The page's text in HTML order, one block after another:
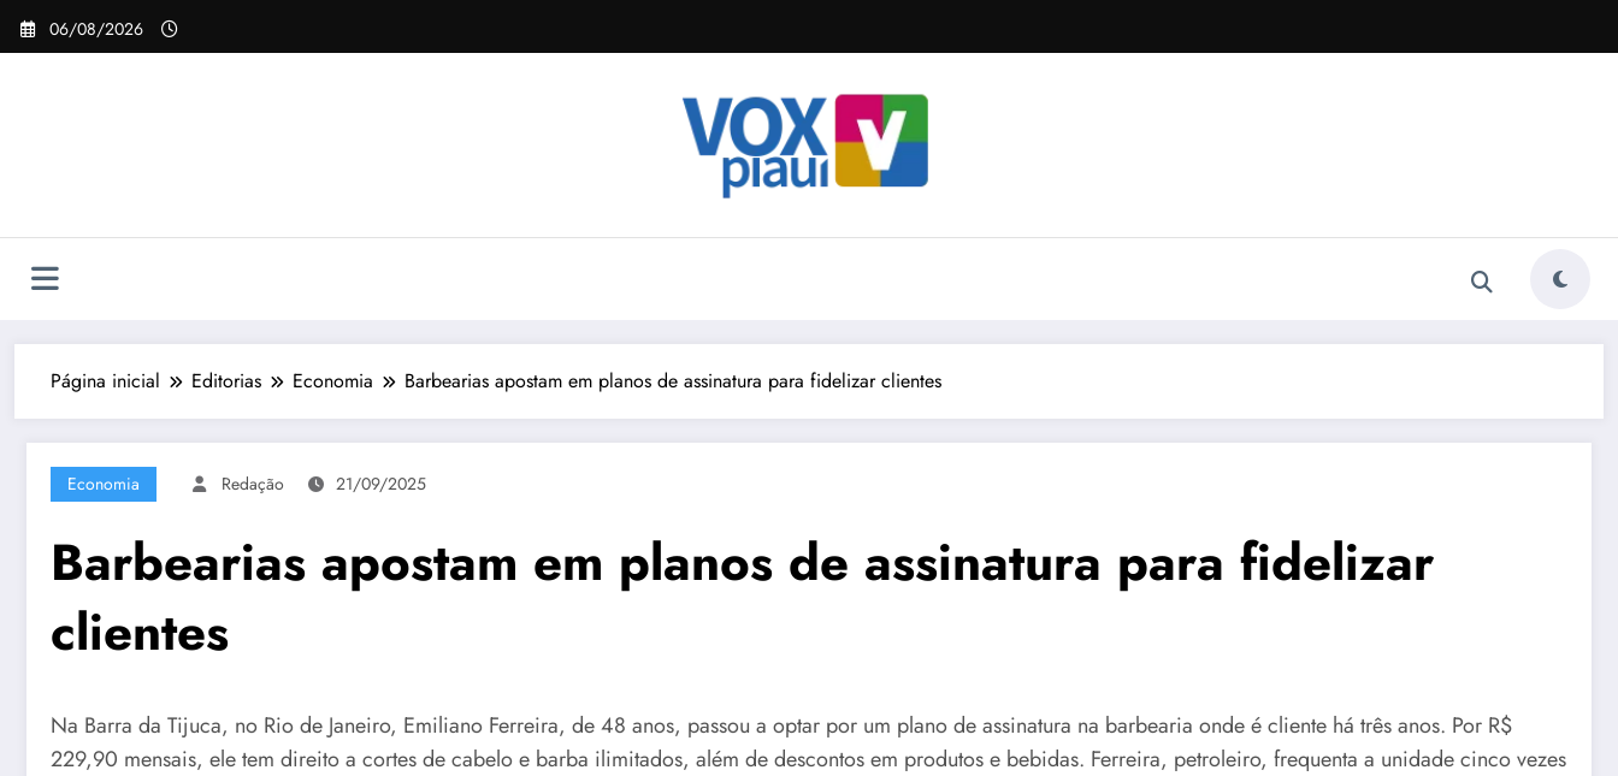
Pular
para
06/08/2026
Página inicial Editorias Economia Barbearias apostam em planos de assinatura para fidelizar clientes
Economia Redação 21/09/2025
Barbearias apostam em planos de assinatura para fidelizar
clientes
Na Barra da Tijuca, no Rio de Janeiro, Emiliano Ferreira, de 48 anos, passou a optar por um plano de assinatura na barbearia onde é cliente há três anos. Por R$
229,90 mensais, ele tem direito a cortes de cabelo e barba ilimitados, além de descontos em produtos e bebidas. Ferreira, petroleiro, frequenta a unidade cinco vezes